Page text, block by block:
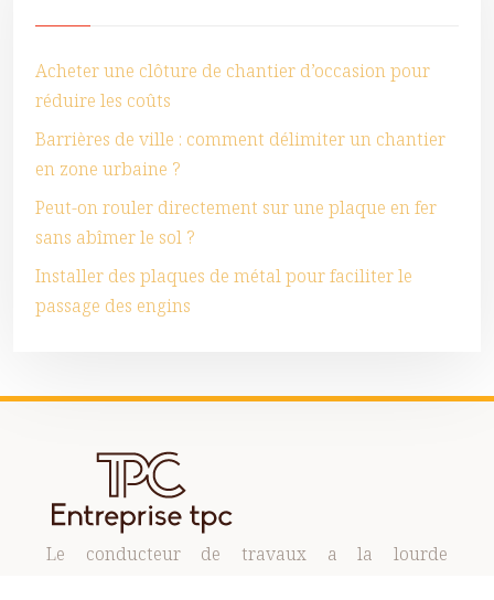
Acheter une clôture de chantier d’occasion pour
réduire les coûts
Barrières de ville : comment délimiter un chantier
en zone urbaine ?
Peut-on rouler directement sur une plaque en fer
sans abîmer le sol ?
Installer des plaques de métal pour faciliter le
passage des engins
Le conducteur de travaux a la lourde